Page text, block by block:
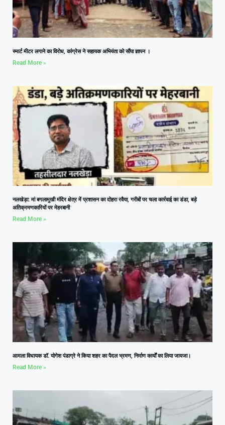
स्मार्ट मीटर लगाने का विरोध, कांग्रेस ने सहायक अभियंता को सौंपा ज्ञापन ।
Read More »
नलखेड़ा: मां बगलामुखी मंदिर क्षेत्र में प्रशासन का दोहरा रवैया, गरीबों पर चला कार्रवाई का डंडा, बड़े
अतिक्रमणकारियों पर मेहरबानी
Read More »
आमला विधायक डॉ. योगेश पंडाग्रे ने किया शहर का पैदल भ्रमण, निर्माण कार्यों का लिया जायजा।
Read More »